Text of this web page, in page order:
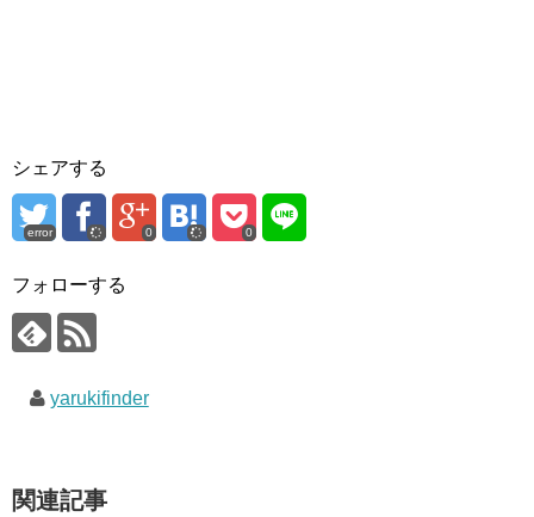
シェアする
error 0 0
フォローする
yarukifinder
関連記事